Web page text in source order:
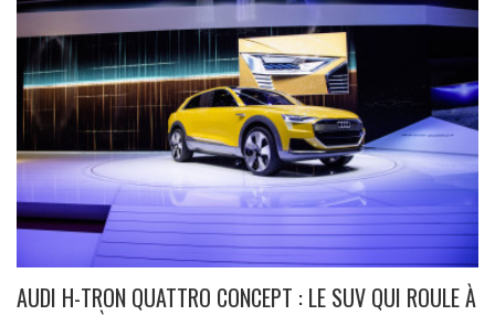
AUDI H-TRON QUATTRO CONCEPT : LE SUV QUI ROULE À